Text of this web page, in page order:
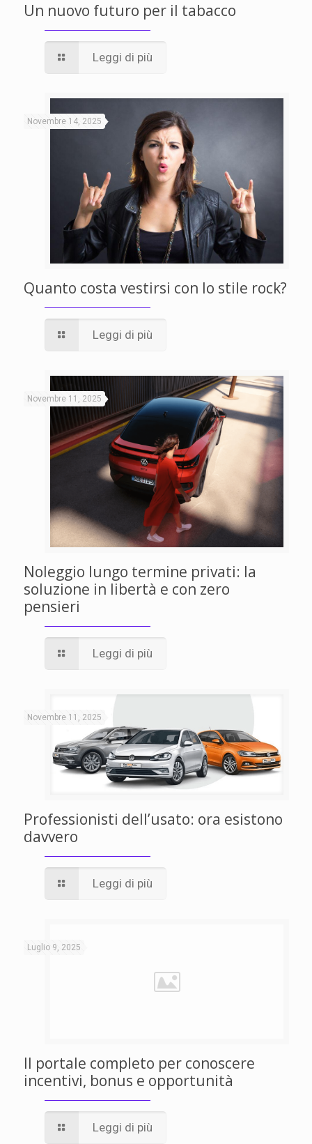
Un nuovo futuro per il tabacco
Leggi di più
Novembre 14, 2025
Quanto costa vestirsi con lo stile rock?
Leggi di più
Novembre 11, 2025
Noleggio lungo termine privati: la
soluzione in libertà e con zero
pensieri
Leggi di più
Novembre 11, 2025
Professionisti dell’usato: ora esistono
davvero
Leggi di più
Luglio 9, 2025
Il portale completo per conoscere
incentivi, bonus e opportunità
Leggi di più